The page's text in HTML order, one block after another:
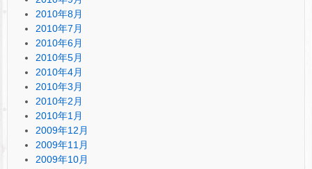
2010年8月
2010年7月
2010年6月
2010年5月
2010年4月
2010年3月
2010年2月
2010年1月
2009年12月
2009年11月
2009年10月